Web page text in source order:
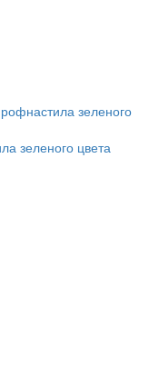
зеленого цвета